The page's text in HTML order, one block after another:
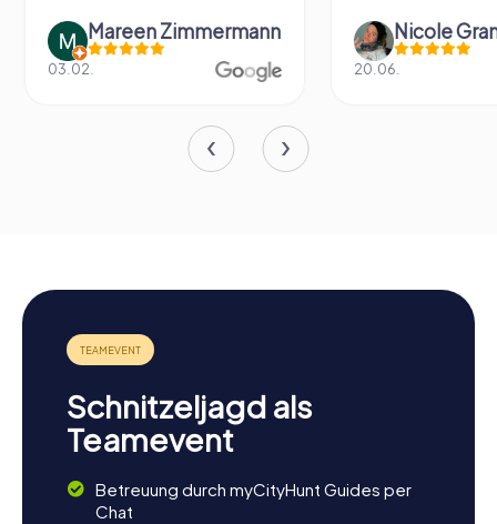
Mareen Zimmermann
03.02.
Nicole
20.06.
Schnitzeljagd als
Teamevent
Betreuung durch myCityHunt Guides per
Chat